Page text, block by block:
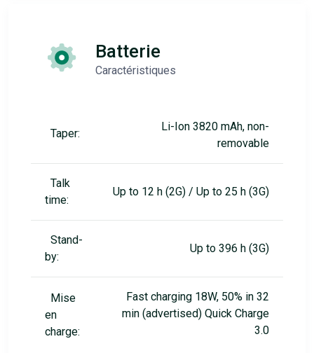
Batterie
Caractéristiques
Taper:
Li-Ion 3820 mAh, non-
removable
Talk
time:
Up to 12 h (2G) / Up to 25 h (3G)
Stand-
by:
Up to 396 h (3G)
Mise
en
charge:
Fast charging 18W, 50% in 32
min (advertised) Quick Charge
3.0